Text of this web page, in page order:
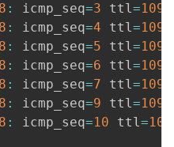
: icmp_seq=3 ttl=109
: icmp_seq=4 ttl=109
: icmp_seq=5 ttl=109
: icmp_seq=6 ttl=109
: icmp_seq=7 ttl=109
: icmp_seq=9 ttl=109
: icmp_seq=10 ttl=109